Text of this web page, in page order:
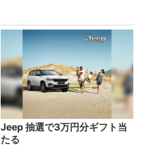
Jeep 抽選で3万円分ギフト当
たる